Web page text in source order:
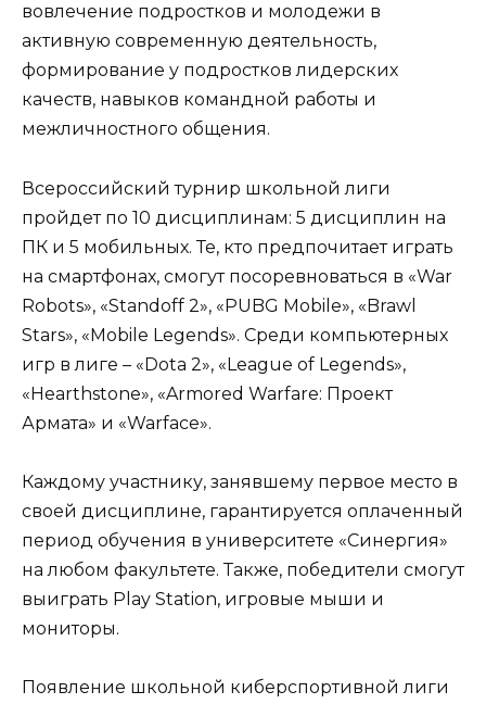
вовлечение подростков и молодежи в
активную современную деятельность,
формирование у подростков лидерских
качеств, навыков командной работы и
межличностного общения.
Всероссийский турнир школьной лиги
пройдет по 10 дисциплинам: 5 дисциплин на
ПК и 5 мобильных. Те, кто предпочитает играть
на смартфонах, смогут посоревноваться в «War
Robots», «Standoff 2», «PUBG Mobile», «Brawl
Stars», «Mobile Legends». Среди компьютерных
игр в лиге – «Dota 2», «League of Legends»,
«Hearthstone», «Armored Warfare: Проект
Армата» и «Warface».
Каждому участнику, занявшему первое место в
своей дисциплине, гарантируется оплаченный
период обучения в университете «Синергия»
на любом факультете. Также, победители смогут
выиграть Play Station, игровые мыши и
мониторы.
Появление школьной киберспортивной лиги